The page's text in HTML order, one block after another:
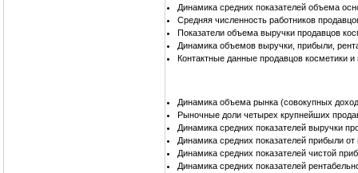
Динамика средних показателей объема
Средняя численность работников
Показатели объема выручки продавцов
Динамика объемов выручки, прибыли,
Контактные данные продавцов косметики
Динамика объема рынка (совокупных
Рыночные доли четырех крупнейших
Динамика средних показателей выручки
Динамика средних показателей прибыли
Динамика средних показателей чистой
Динамика средних показателей